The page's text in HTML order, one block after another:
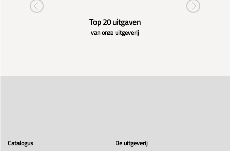
Top 20 uitgaven
van onze uitgeverij
Catalogus
De uitgeverij